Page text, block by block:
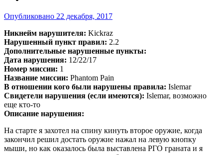
Опубликовано 22 декабря, 2017
Никнейм нарушителя: Kickraz
Нарушенный пункт правил: 2.2
Дополнительные нарушенные пункты:
Дата нарушения: 12/22/17
Номер миссии: 1
Название миссии: Phantom Pain
В отношении кого были нарушены правила: Islemar
Свидетели нарушения (если имеются): Islemar, возможно
еще кто-то
Описание нарушения:
На старте я захотел на спину кинуть второе оружие, когда
закончил решил достать оружие нажал на левую кнопку
мыши, но как оказалось была выставлена РГО граната и я